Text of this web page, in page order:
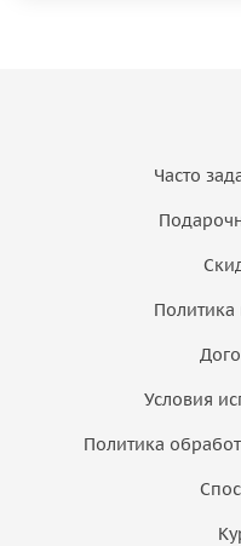
Часто
Политика
Условия
Политика